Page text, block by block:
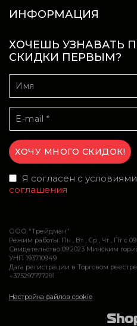
ИНФОРМАЦИЯ
ХОЧЕШЬ УЗНАВАТЬ
СКИДКИ ПЕРВЫМ?
Я согласен с условиями
соглашения
ООО "Трейдман"
Режим работы: Пн , Вт , Ср , Чт , Пт c
Свидетельство 09.2023 Минским
УНП 193710949
Дата регистрации в Торговом реестре
+375297777291
Настройка файлов cookie